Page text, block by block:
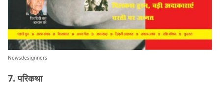
Newsdesignners
7. परिकथा